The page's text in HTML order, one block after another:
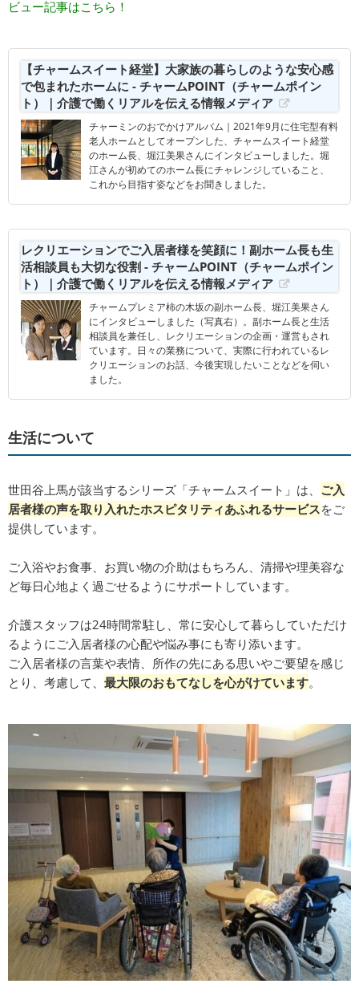
ビュー記事はこちら！
【チャームスイート経堂】大家族の暮らしのような安心感
で包まれたホームに - チャームPOINT（チャームポイン
ト）｜介護で働くリアルを伝える情報メディア
チャーミンのおでかけアルバム｜2021年9月に住宅型有料
老人ホームとしてオープンした、チャームスイート経堂
のホーム長、堀江美果さんにインタビューしました。堀
江さんが初めてのホーム長にチャレンジしていること、
これから目指す姿などをお聞きしました。
レクリエーションでご入居者様を笑顔に！副ホーム長も生
活相談員も大切な役割 - チャームPOINT（チャームポイン
ト）｜介護で働くリアルを伝える情報メディア
チャームプレミア柿の木坂の副ホーム長、堀江美果さん
にインタビューしました（写真右）。副ホーム長と生活
相談員を兼任し、レクリエーションの企画・運営もされ
ています。日々の業務について、実際に行われているレ
クリエーションのお話、今後実現したいことなどを伺い
ました。
生活について
世田谷上馬が該当するシリーズ「チャームスイート」は、 ご入
居者様の声を取り入れたホスピタリティあふれるサービスをご
提供しています。
ご入浴やお食事、お買い物の介助はもちろん、清掃や理美容な
ど毎日心地よく過ごせるようにサポートしています。
介護スタッフは24時間常駐し、常に安心して暮らしていただけ
るようにご入居者様の心配や悩み事にも寄り添います。
ご入居者様の言葉や表情、所作の先にある思いやご要望を感じ
とり、考慮して、 最大限のおもてなしを心がけています。